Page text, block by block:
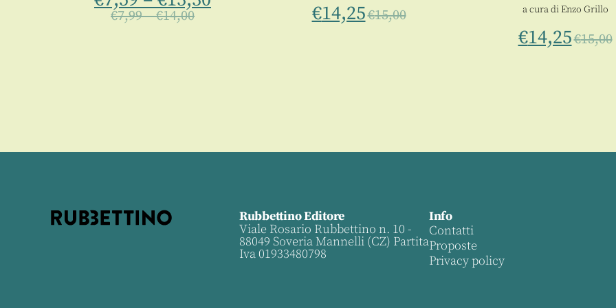
€7,99–€14,00 €14,25€15,00 a cura diEnzo Grillo
€14,25€15,00
Rubbettino Editore
Viale Rosario Rubbettino n. 10 -
88049 Soveria Mannelli (CZ) Partita
Iva 01933480798
Info
Contatti
Proposte
Privacy policy